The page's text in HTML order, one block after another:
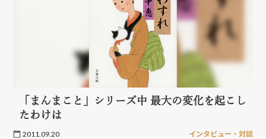
「まんまこと」シリーズ中 最大の変化を起こし
たわけは
2011.09.20 インタビュー・対談